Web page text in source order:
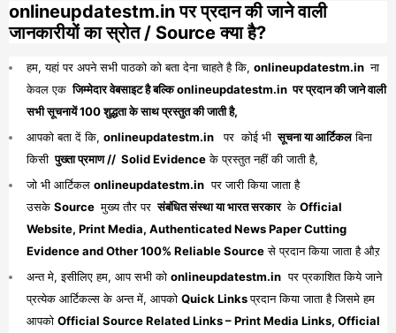
onlineupdatestm.in पर प्रदान की जाने वाली
जानकारीयों का स्रोत / Source क्या है?
हम, यहां पर अपने सभी पाठको को बता देना चाहते है कि, onlineupdatestm.in ना
केवल एक जिम्मेदार वेबसाइट है बल्कि onlineupdatestm.in पर प्रदान की जाने वाली
सभी सूचनायें 100 शुद्धता के साथ प्रस्तुत की जाती है,
आपको बता दें कि, onlineupdatestm.in पर कोई भी सूचना या आर्टिकलबिना
किसी पुख्ता प्रमाण // Solid Evidenceके प्रस्तुत नहीं की जाती है,
जो भी आर्टिकल onlineupdatestm.in पर जारी किया जाता है
उसके Source मुख्य तौर पर संबंधित संस्था या भारत सरकार के Official
Website, Print Media, Authenticated News Paper Cutting
Evidence and Other 100% Reliable Sourceसे प्रदान किया जाता है औऱ
अन्त मे, इसीलिए हम, आप सभी को onlineupdatestm.in पर प्रकाशित किये जाने
प्रत्येक आर्टिकल्स के अन्त में, आपको Quick Linksप्रदान किया जाता है जिसमे हम
आपको Official Source Related Links – Print Media Links, Official